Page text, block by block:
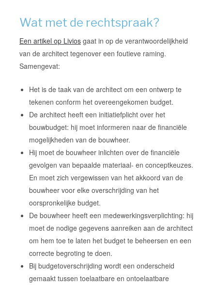
Wat met de rechtspraak?
Een artikel op Liviosgaat in op de verantwoordelijkheid
van de architect tegenover een foutieve raming.
Samengevat:
Het is de taak van de architect om een ontwerp te
tekenen conform het overeengekomen budget.
De architect heeft een initiatiefplicht over het
bouwbudget: hij moet informeren naar de financiële
mogelijkheden van de bouwheer.
Hij moet de bouwheer inlichten over de financiële
gevolgen van bepaalde materiaal- en conceptkeuzes.
En moet zich vergewissen van het akkoord van de
bouwheer voor elke overschrijding van het
oorspronkelijke budget.
De bouwheer heeft een medewerkingsverplichting: hij
moet de nodige gegevens aanreiken aan de architect
om hem toe te laten het budget te beheersen en een
correcte begroting te doen.
Bij budgetoverschrijding wordt een onderscheid
gemaakt tussen toelaatbare en ontoelaatbare